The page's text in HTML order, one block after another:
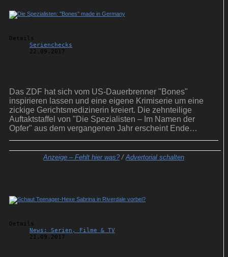
Details
Serienchecks
22.09.2017
Das ZDF hat sich vom US-Dauerbrenner "Bones"
inspirieren lassen und eine eigene Krimiserie um eine
zickige Gerichtsmedizinerin kreiert. Die zehnteilige
Auftaktstaffel von "Die Spezialisten – Im Namen der
Opfer" aus dem vergangenen Jahr erscheint Ende
Anzeige – Fehlt hier was? /Advertorial schalten
Details
News: Serien, Filme & TV
21.09.2017